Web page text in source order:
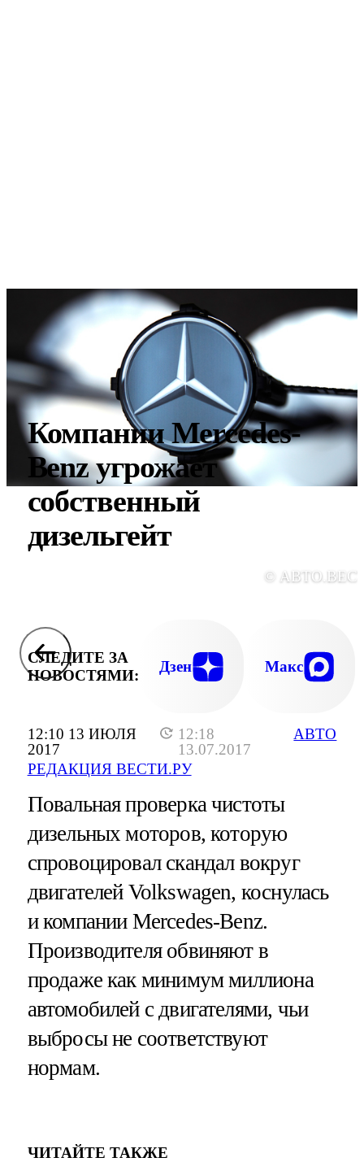
12:10 13 ИЮЛЯ
2017
12:18
13.07.2017
РЕДАКЦИЯ ВЕСТИ.РУ
АВТО
Компании Mercedes-
Benz угрожает
собственный
дизельгейт
©
СЛЕДИТЕ ЗА
НОВОСТЯМИ:
Дзен Макс
Повальная проверка чистоты
дизельных моторов, которую
спровоцировал скандал вокруг
двигателей Volkswagen, коснулась
и компании Mercedes-Benz.
Производителя обвиняют в
продаже как минимум миллиона
автомобилей с двигателями, чьи
выбросы не соответствуют
нормам.
ЧИТАЙТЕ ТАКЖЕ